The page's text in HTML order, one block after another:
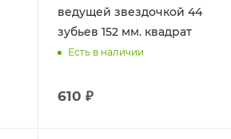
ведущей звездочкой 44
зубьев 152 мм. квадрат
Есть в наличии
610 ₽